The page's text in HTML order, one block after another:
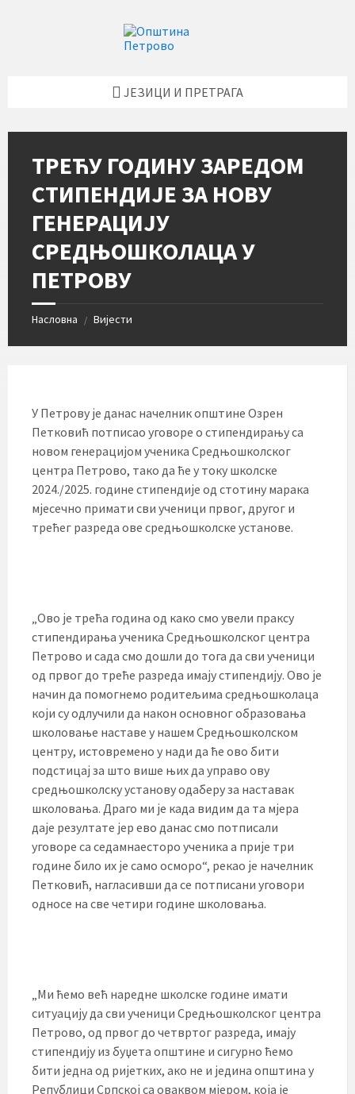
ЈЕЗИЦИ И ПРЕТРАГА
ТРЕЋУ ГОДИНУ ЗАРЕДОМ
СТИПЕНДИЈЕ ЗА НОВУ
ГЕНЕРАЦИЈУ
СРЕДЊОШКОЛАЦА У
ПЕТРОВУ
Насловна / Вијести
У Петрову је данас начелник општине Озрен
Петковић потписао уговоре о стипендирању са
новом генерацијом ученика Средњошколског
центра Петрово, тако да ће у току школске
2024./2025. године стипендије од стотину марака
мјесечно примати сви ученици првог, другог и
трећег разреда ове средњошколске установе.
„Ово је трећа година од како смо увели праксу
стипендирања ученика Средњошколског центра
Петрово и сада смо дошли до тога да сви ученици
од првог до треће разреда имају стипендију. Ово је
начин да помогнемо родитељима средњошколаца
који су одлучили да након основног образовања
школовање наставе у нашем Средњошколском
центру, истовремено у нади да ће ово бити
подстицај за што више њих да управо ову
средњошколску установу одаберу за наставак
школовања. Драго ми је када видим да та мјера
даје резултате јер ево данас смо потписали
уговоре са седамнаесторо ученика а прије три
године било их је само осморо“, рекао је начелник
Петковић, нагласивши да се потписани уговори
односе на све четири године школовања.
„Ми ћемо већ наредне школске године имати
ситуацију да сви ученици Средњошколског центра
Петрово, од првог до четвртог разреда, имају
стипендију из буџета општине и сигурно ћемо
бити једна од ријетких, ако не и једина општина у
Републици Српској са оваквом мјером, која је